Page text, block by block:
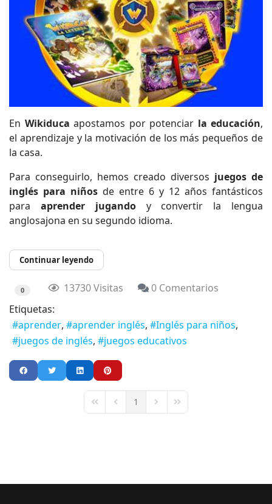
En Wikiduca apostamos por potenciar la educación,
el aprendizaje y la motivación de los más pequeños de
la casa.
Para conseguirlo, hemos creado diversos juegos de
inglés para niños de entre 6 y 12 años fantásticos
para aprender jugandoy convertir la lengua
anglosajona en su segundo idioma.
Continuar leyendo
0 13730 Visitas
0 Comentarios
Etiquetas:
aprender
aprender inglés
Inglés para niños
juegos de inglés
juegos educativos
First PagePrevious Page
1 Next PageLast Page